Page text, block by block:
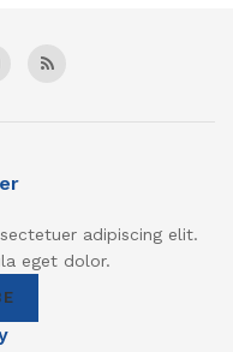
adipiscing elit.
eget dolor.